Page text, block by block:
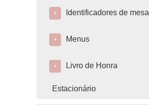
+ Identificadores de mesa
+ Menus
+ Livro de Honra
Estacionário